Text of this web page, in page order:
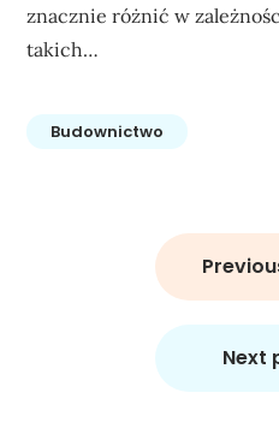
znacznie różnić w
takich…
Budownictwo
Next